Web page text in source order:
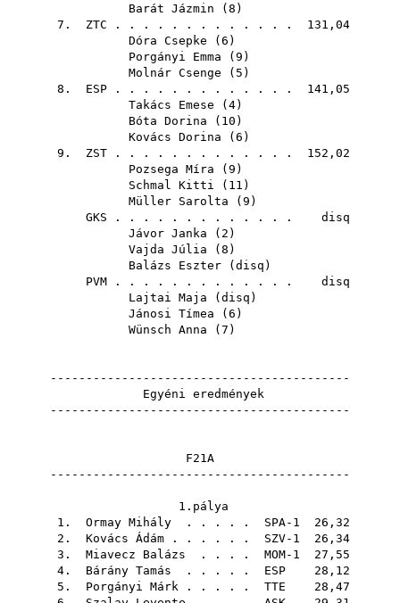
Barát Jázmin ( 8 )
7. ZTC . . . . . . . . . . . . . 131,04
Dóra Csepke ( 6 )
Porgányi Emma ( 9 )
Molnár Csenge ( 5 )
8. ESP . . . . . . . . . . . . . 141,05
Takács Emese ( 4)
Bóta Dorina ( 10 )
Kovács Dorina ( 6 )
9. ZST . . . . . . . . . . . . . 152,02
Pozsega Míra ( 9 )
Schmal Kitti ( 11 )
Müller Sarolta ( 9 )
GKS . . . . . . . . . . . . . disq
Jávor Janka ( 2 )
Vajda Júlia ( 8 )
Balázs Eszter ( disq )
PVM . . . . . . . . . . . . . disq
Lajtai Maja ( disq )
Jánosi Tímea ( 6 )
Wünsch Anna ( 7 )
------------------------------------------
Egyéni eredmények
------------------------------------------
F21A
------------------------------------------
1.pálya
1. Ormay Mihály . . . . . SPA-1 26,32
2. Kovács Ádám . . . . . . SZV-1 26,34
3. Miavecz Balázs . . . . MOM-1 27,55
4. Bárány Tamás . . . . . ESP 28,12
5. Porgányi Márk . . . . . TTE 28,47